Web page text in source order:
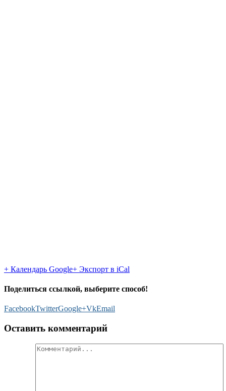
+ Календарь Google+ Экспорт в iCal
Поделиться ссылкой, выберите способ!
FacebookTwitterGoogle+VkEmail
Оставить комментарий